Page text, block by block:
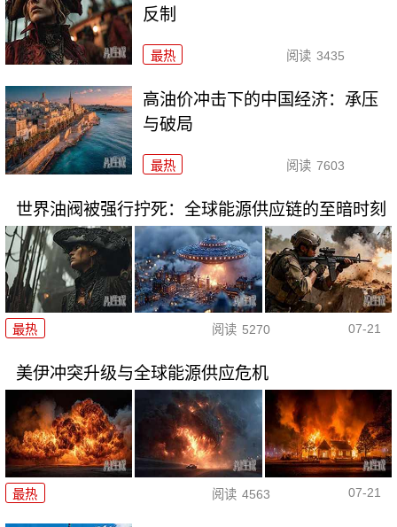
反制
最热 阅读 3435
高油价冲击下的中国经济：承压
与破局
最热 阅读 7603
世界油阀被强行拧死：全球能源供应链的至暗时刻
最热 阅读 5270 07-21
美伊冲突升级与全球能源供应危机
最热 阅读 4563 07-21